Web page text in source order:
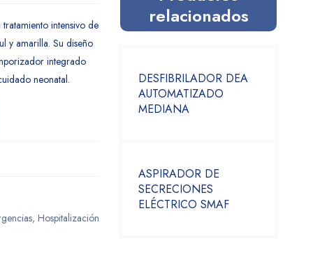
intensivo de
y amarilla. Su diseño
integrado
neonatal.
, Hospitalización
relacionados
DESFIBRILADOR DEA
AUTOMATIZADO
MEDIANA
ASPIRADOR DE
SECRECIONES
ELÉCTRICO SMAF